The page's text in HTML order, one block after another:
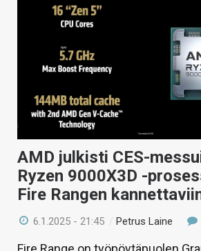
KAUPPA
VAIHDA TEEMA
HAKU
AMD julkisti CES-
Ryzen 9000X3D -
Fire Rangen
6.1.2025 - 21:45 /Petrus Laine